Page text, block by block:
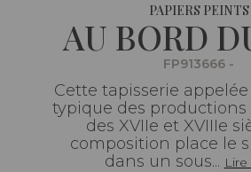
PAPIERS PEINTS
AU BORD
FP913666 -
Cette tapisserie
typique des productions
des XVIIe et XVIIIe
composition place le
dans un sous... Lire